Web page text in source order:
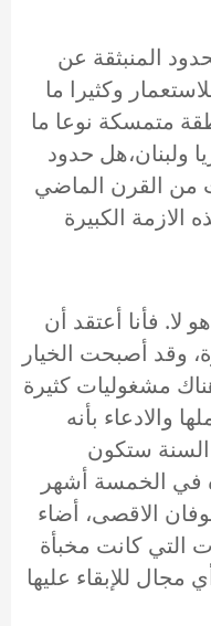
المنبثقة عن
وكثيرا ما
متمسكة نوعا ما
ولبنان،هل حدود
من القرن الماضي
الكبيرة
لا. فأنا أعتقد أن
وقد أصبحت الخيار
مشغوليات كثيرة
والادعاء بأنه
السنة ستكون
في الخمسة أشهر
الاقصى، أضاء
التي كانت مخبأة
للإبقاء عليها